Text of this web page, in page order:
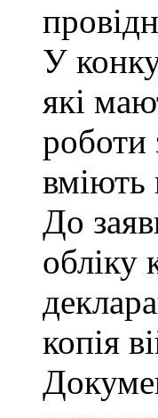
У
які
роботи
вміють
До
обліку
копія